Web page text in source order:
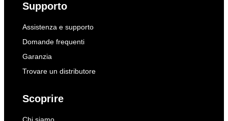
Supporto
Assistenza e supporto
Domande frequenti
Garanzia
Trovare un distributore
Scoprire